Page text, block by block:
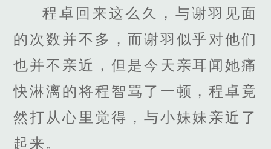
程卓回来这么久，与谢羽见面
的次数并不多，而谢羽似乎对他们
也并不亲近，但是今天亲耳闻她痛
快淋漓的将程智骂了一顿，程卓竟
然打从心里觉得，与小妹妹亲近了
起来。